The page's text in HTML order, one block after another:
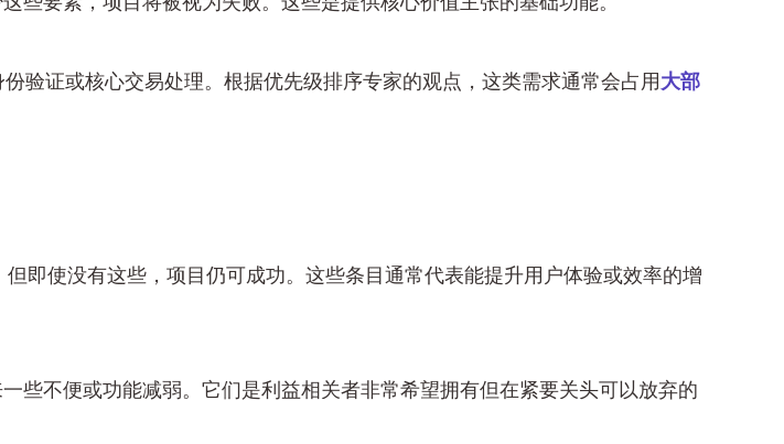
验证或核心交易处理。根据优先级排序专家的观点，这类需求通常会占用大部
即使没有这些，项目仍可成功。这些条目通常代表能提升用户体验或效率的增
些不便或功能减弱。它们是利益相关者非常希望拥有但在紧要关头可以放弃的